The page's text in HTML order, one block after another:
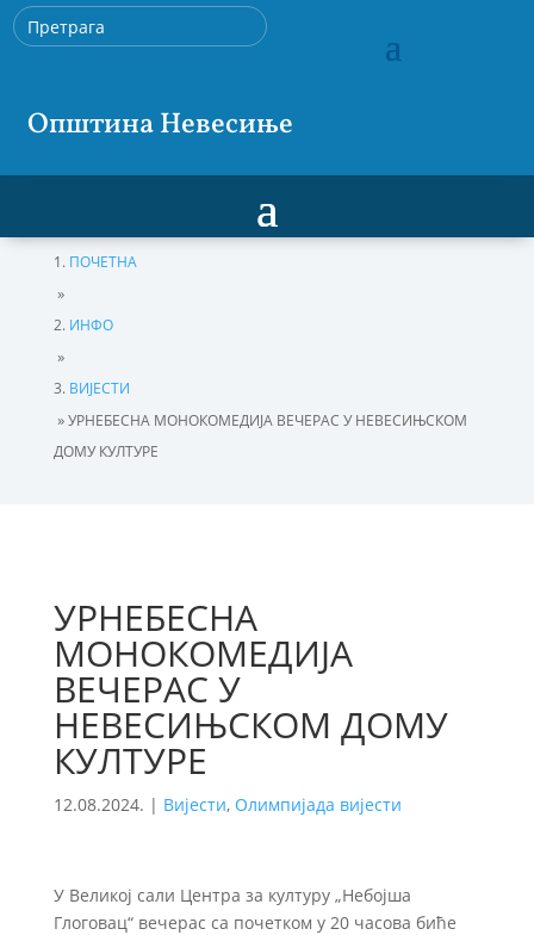
Општина Невесиње
ПОЧЕТНА
»
ИНФО
»
ВИЈЕСТИ
»УРНЕБЕСНА МОНОКОМЕДИЈА ВЕЧЕРАС У НЕВЕСИЊСКОМ
ДОМУ КУЛТУРЕ
УРНЕБЕСНА
МОНОКОМЕДИЈА
ВЕЧЕРАС У
НЕВЕСИЊСКОМ ДОМУ
КУЛТУРЕ
12.08.2024. | Вијести, Олимпијада вијести
У Великој сали Центра за културу „Небојша
Глоговац“ вечерас са почетком у 20 часова биће